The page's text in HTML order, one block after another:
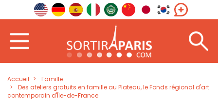
Accueil
Famille
Des ateliers gratuits en famille au Plateau, le Fonds régional d'art
contemporain d'Île-de-France